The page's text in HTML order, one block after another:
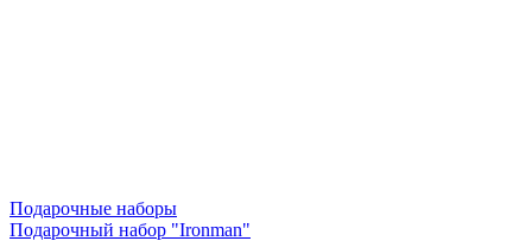
Подарочные наборы
Подарочный набор "Ironman"